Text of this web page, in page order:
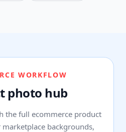
WORKFLOW
photo hub
the full ecommerce product
backgrounds,